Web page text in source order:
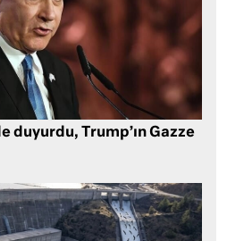
duyurdu, Trump’ın Gazze